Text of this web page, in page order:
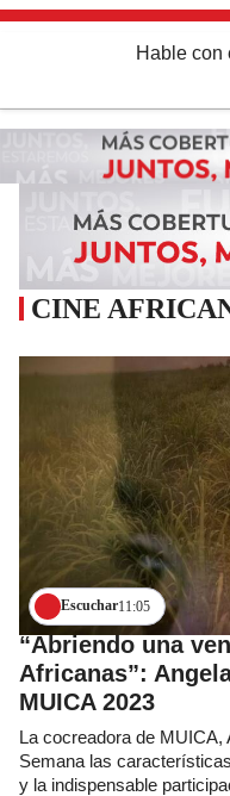
Hable con
CINE
Escuchar11:05
“Abriendo una
Africanas”:
MUICA 2023
La cocreadora de MUICA,
Semana las
y la indispensable